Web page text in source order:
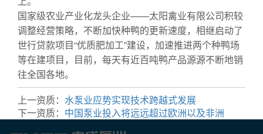
国家级农业产业化龙头企业——太阳禽业有限公司积较
调整经营策略，不断加快种鸭的更新速度，相继启动了
世行贷款项目“优质肥加工”建设，加速推进两个种鸭场
等在建项目，目前，每天有近百吨鸭产品源源不断地销
往全国各地。
上一资质： 水泵业应势实现技术跨越式发展
下一资质： 中国泵业投入将远远超过欧洲以及非洲